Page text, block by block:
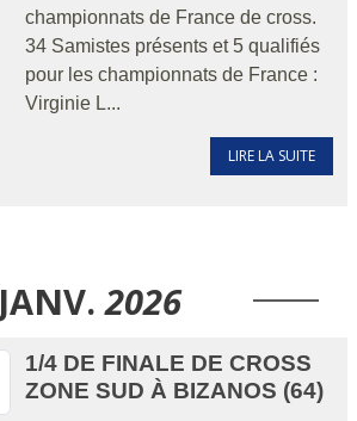
championnats de France de cross.
34 Samistes présents et 5 qualifiés
pour les championnats de France :
Virginie L...
LIRE LA SUITE
JANV. 2026
1/4 DE FINALE DE CROSS
ZONE SUD À BIZANOS (64)